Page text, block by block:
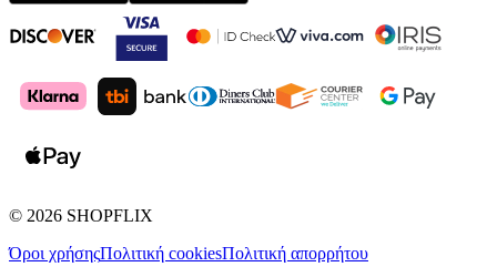
© 2026 SHOPFLIX
Όροι χρήσηςΠολιτική cookiesΠολιτική απορρήτου